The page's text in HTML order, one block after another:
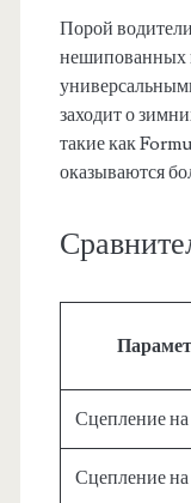
Порой
нешипованных
заходит о
такие как
оказываются
Сцепление на
Сцепление на